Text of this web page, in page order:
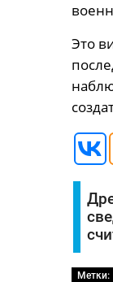
Это
Метки: